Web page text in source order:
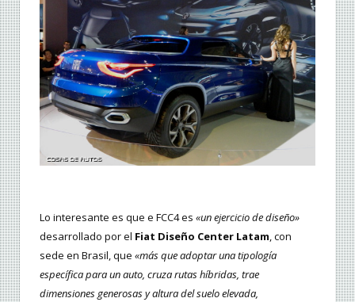
Lo interesante es que e FCC4 es «un ejercicio de diseño»
desarrollado por el Fiat Diseño Center Latam, con
sede en Brasil, que «más que adoptar una tipología
específica para un auto, cruza rutas híbridas, trae
dimensiones generosas y altura del suelo elevada,